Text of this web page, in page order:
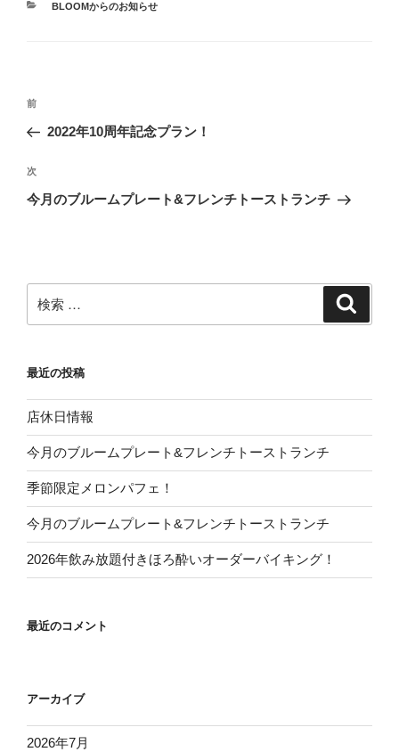
カ
BLOOMからのお知らせ
投
ビ
ゲ
ン
過
去
投
稿
前
2022年10周年記念プラン！
次
の
次
今月のブルームプレート&フレンチトーストランチ
検
索:
最近の投稿
店休日情報
今月のブルームプレート&フレンチトーストランチ
季節限定メロンパフェ！
今月のブルームプレート&フレンチトーストランチ
2026年飲み放題付きほろ酔いオーダーバイキング！
最近のコメント
アーカイブ
2026年7月